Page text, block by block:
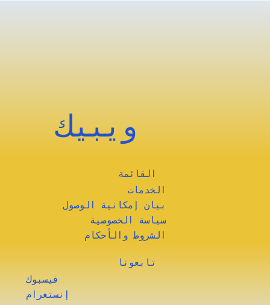
تابعونا
إنستغرام
فيسبوك
القائمة
الخدمات
سياسة الخصوصية
الشروط والأحكام
بيان إمكانية الوصول
ويبيك